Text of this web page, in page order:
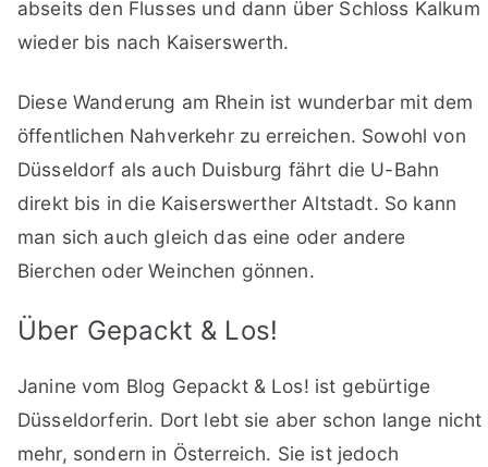
abseits den Flusses und dann über Schloss Kalkum
wieder bis nach Kaiserswerth.
Diese Wanderung am Rhein ist wunderbar mit dem
öffentlichen Nahverkehr zu erreichen. Sowohl von
Düsseldorf als auch Duisburg fährt die U-Bahn
direkt bis in die Kaiserswerther Altstadt. So kann
man sich auch gleich das eine oder andere
Bierchen oder Weinchen gönnen.
Über Gepackt & Los!
Janine vom Blog Gepackt & Los! ist gebürtige
Düsseldorferin. Dort lebt sie aber schon lange nicht
mehr, sondern in Österreich. Sie ist jedoch